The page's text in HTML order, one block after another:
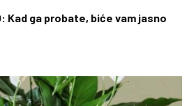
Kad ga probate, biće vam jasno